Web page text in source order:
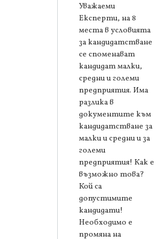
Уважаеми
Експерти, на 8
места в условията
за кандидатстване
се споменават
кандидат малки,
средни и големи
предприятия. Има
разлика в
документите към
кандидатстване за
малки и средни и за
големи
предприятия! Как е
възможно това?
Кой са
допустимите
кандидати!
Необходимо е
промяна на